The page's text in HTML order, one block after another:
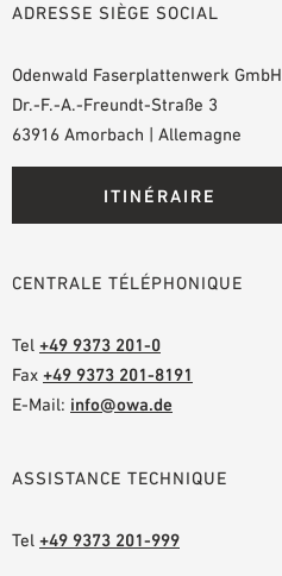
ADRESSE SIÈGE SOCIAL
Odenwald Faserplattenwerk GmbH
Dr.-F.-A.-Freundt-Straße 3
63916 Amorbach | Allemagne
ITINÉRAIRE
CENTRALE TÉLÉPHONIQUE
Tel +49 9373 201-0
Fax +49 9373 201-8191
E-Mail: info@owa.de
ASSISTANCE TECHNIQUE
Tel +49 9373 201-999